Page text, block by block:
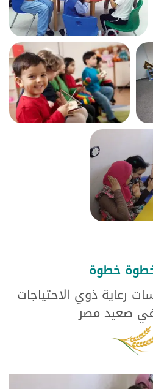
خطوة خطوة
رعاية ذوي الاحتياجات
صعيد مصر